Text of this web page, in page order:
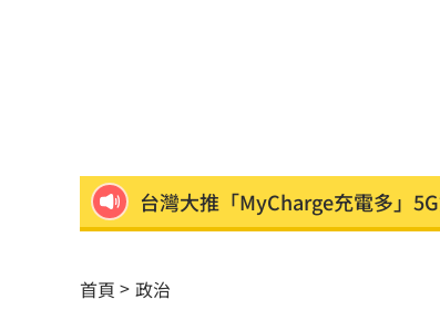
台灣大推「MyCharge充電多」
KISS OF LIFE NATTY放話：今晚
首頁 政治